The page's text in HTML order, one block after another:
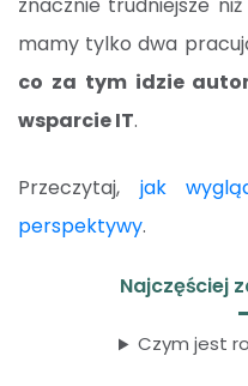
znacznie trudniejsze
mamy tylko dwa
co za tym idzie
wsparcie IT.
Przeczytaj, jak
perspektywy.
Najczęściej
Czym jest